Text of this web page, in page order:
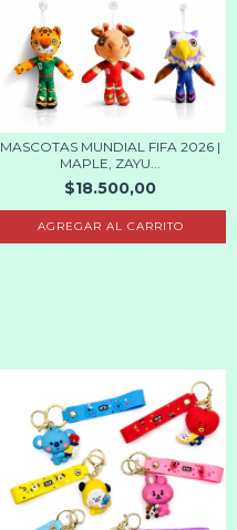
MASCOTAS MUNDIAL FIFA 2026 |
MAPLE, ZAYU...
$18.500,00
AGREGAR AL CARRITO